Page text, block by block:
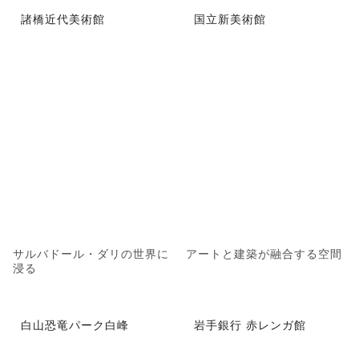
諸橋近代美術館
サルバドール・ダリの世界に
浸る
国立新美術館
アートと建築が融合する空間
白山恐竜パーク白峰 岩手銀行 赤レンガ館